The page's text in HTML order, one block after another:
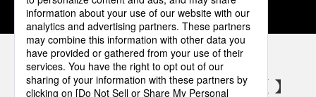
パナソニックの電気設備 SNSアカウント